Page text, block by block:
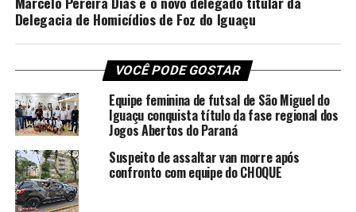
Delegacia de Homicídios de Foz do Iguaçu
VOCÊ PODE GOSTAR
Equipe feminina de futsal de São Miguel do
Iguaçu conquista título da fase regional dos
Jogos Abertos do Paraná
Suspeito de assaltar van morre após
confronto com equipe do CHOQUE